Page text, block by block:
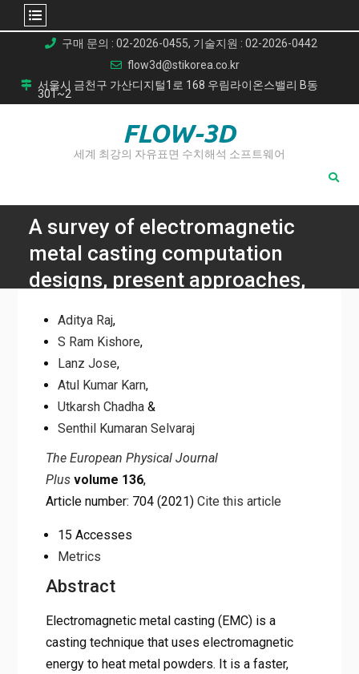
content
구매 문의 : 02-2026-0455, 기술지원 : 02-2026-0442
flow3d@stikorea.co.kr
서울시 금천구 가산디지털1로 168 우림라이온스밸리 B동
301~2
FLOW-3D
세계 최강의 자유표면 수치해석 소프트웨어
A survey of electromagnetic
metal casting computation
designs, present approaches,
practical issues
A survey of electromagnetic metal casting computation
designs, present approaches, future possibilities, and
Aditya Raj,
S Ram Kishore,
Lanz Jose,
Atul Kumar Karn,
Utkarsh Chadha&
Senthil Kumaran Selvaraj
The European Physical Journal
Plus volume 136,
Article number: 704 (2021) Cite this article
15 Accesses
Metrics
Abstract
Electromagnetic metal casting (EMC) is a
casting technique that uses electromagnetic
energy to heat metal powders. It is a faster,